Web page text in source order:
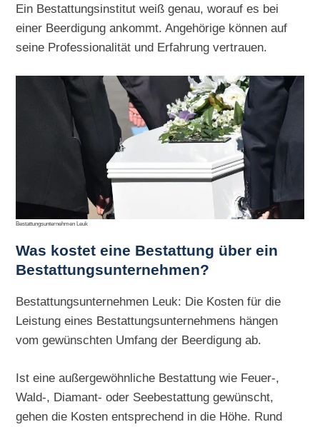
Ein Bestattungsinstitut weiß genau, worauf es bei
einer Beerdigung ankommt. Angehörige können auf
seine Professionalität und Erfahrung vertrauen.
Bestattungsunternehmen Leuk
Was kostet eine Bestattung über ein
Bestattungsunternehmen?
Bestattungsunternehmen Leuk: Die Kosten für die
Leistung eines Bestattungsunternehmens hängen
vom gewünschten Umfang der Beerdigung ab.
Ist eine außergewöhnliche Bestattung wie Feuer-,
Wald-, Diamant- oder Seebestattung gewünscht,
gehen die Kosten entsprechend in die Höhe. Rund